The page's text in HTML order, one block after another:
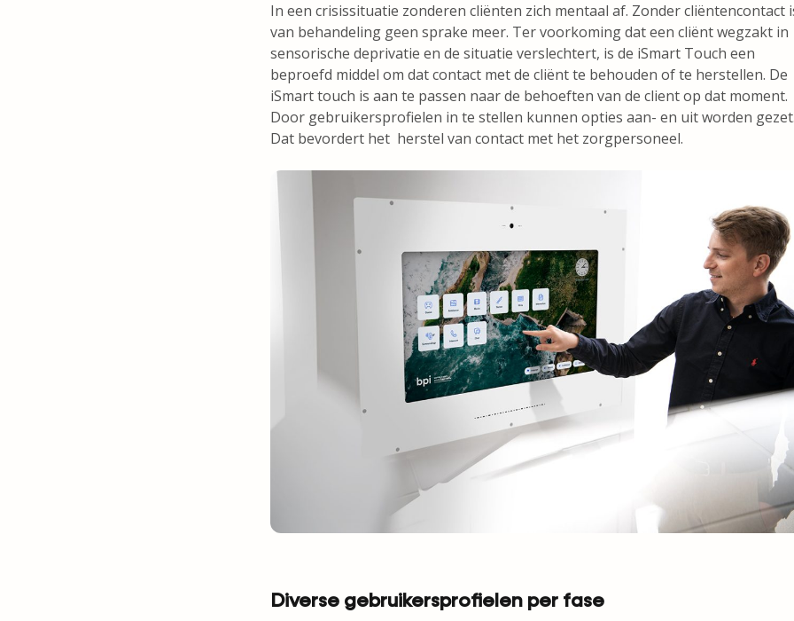
In een crisissituatie zonderen cliënten zich mentaal af. Zonder cliëntencontact
van behandeling geen sprake meer. Ter voorkoming dat een cliënt wegzakt in
sensorische deprivatie en de situatie verslechtert, is de iSmart Touch een
beproefd middel om dat contact met de cliënt te behouden of te herstellen. De
iSmart touch is aan te passen naar de behoeften van de client op dat moment.
Door gebruikersprofielen in te stellen kunnen opties aan- en uit worden gezet.
Dat bevordert het herstel van contact met het zorgpersoneel.
Diverse gebruikersprofielen per fase